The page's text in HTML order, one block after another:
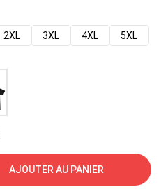
2XL 3XL 4XL
5XL
AJOUTER AU PANIER